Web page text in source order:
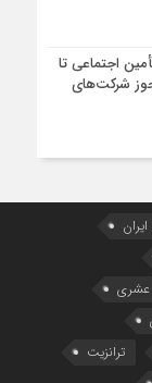
اجتماعی تا
شرکت‌های
ایران
عشری
ترانزیت